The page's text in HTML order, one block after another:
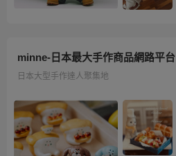
minne-日本最大手作商品網路平台
日本大型手作達人聚集地